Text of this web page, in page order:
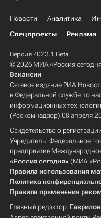
Новости Аналитика
Спецпроекты
Реклама
Версия 2023.1 Beta
© 2026 МИА «Россия
Вакансии
Сетевое издание РИА
в Федеральной службе по
информационных
(Роскомнадзор) 08 апреля
Свидетельство о
Учредитель: Федеральное
предприятие
«Россия сегодня» (МИА
Правила использования
Политика
Правила применения
Главный редактор: